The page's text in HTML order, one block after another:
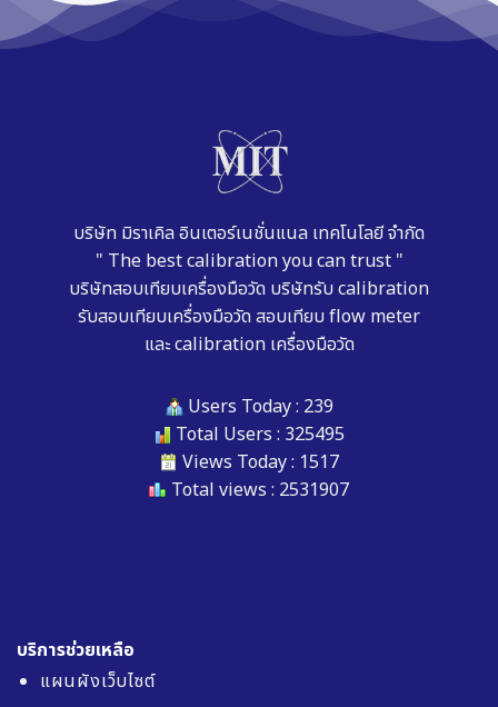
บริษัท มิราเคิล อินเตอร์เนชั่นแนล เทคโนโลยี จำกัด
" The best calibration you can trust "
บริษัทสอบเทียบเครื่องมือวัด บริษัทรับ calibration
รับสอบเทียบเครื่องมือวัด สอบเทียบ flow meter
และcalibration เครื่องมือวัด
Users Today : 239
Total Users : 325495
Views Today : 1517
Total views : 2531907
บริการช่วยเหลือ
แผนผังเว็บไซต์